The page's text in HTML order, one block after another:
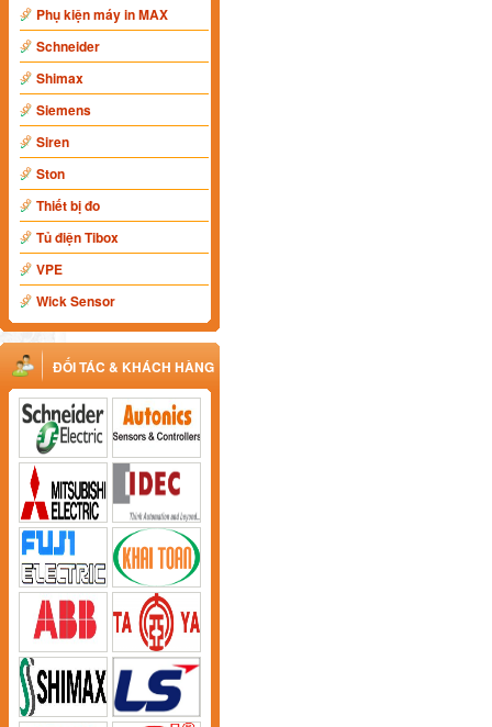
Phụ kiện máy in MAX
Schneider
Shimax
Siemens
Siren
Ston
Thiết bị đo
Tủ điện Tibox
VPE
Wick Sensor
ĐỐI TÁC & KHÁCH HÀNG